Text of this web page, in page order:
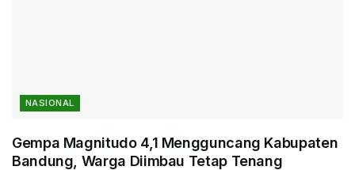
NASIONAL
Gempa Magnitudo 4,1 Mengguncang Kabupaten
Bandung, Warga Diimbau Tetap Tenang